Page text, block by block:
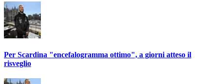
Per Scardina "encefalogramma ottimo", a giorni atteso il
risveglio